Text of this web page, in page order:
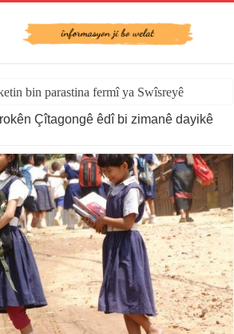
bin parastina fermî ya Swîsreyê
Çîtagongê êdî bi zimanê dayikê